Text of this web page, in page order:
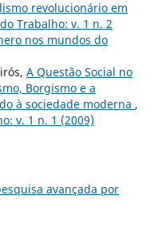
revolucionário em
Trabalho: v. 1 n. 2
nos mundos do
A Questão Social no
Borgismo e a
à sociedade moderna ,
v. 1 n. 1 (2009)
avançada por